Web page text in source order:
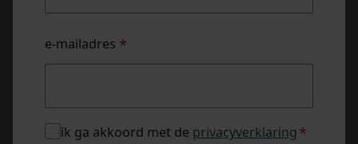
e-mailadres *
privacybeleid
ik ga akkoord met de privacyverklaring*